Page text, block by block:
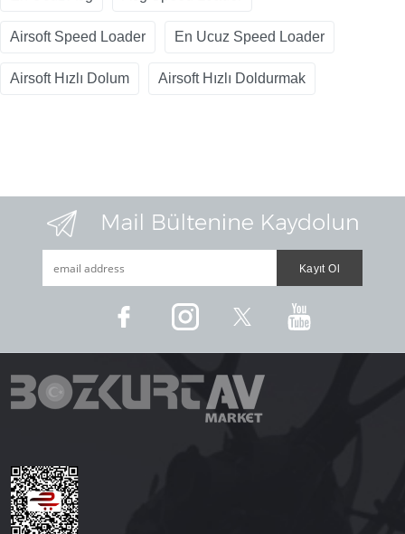
Airsoft Speed Loader En Ucuz Speed Loader
Airsoft Hızlı Dolum Airsoft Hızlı Doldurmak